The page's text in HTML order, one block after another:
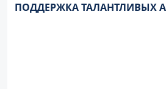
ПОДДЕРЖКА ТАЛАНТЛИВЫХ